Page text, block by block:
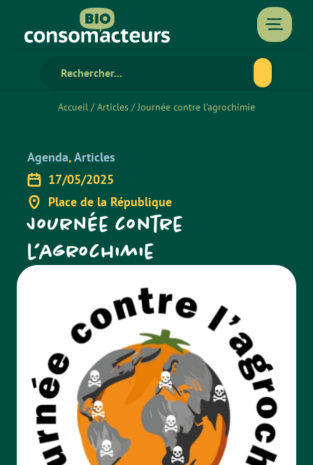
Accueil /Articles /Journée contre l’agrochimie
Agenda,Articles
17/05/2025
Place de la République
Journée contre
l’agrochimie